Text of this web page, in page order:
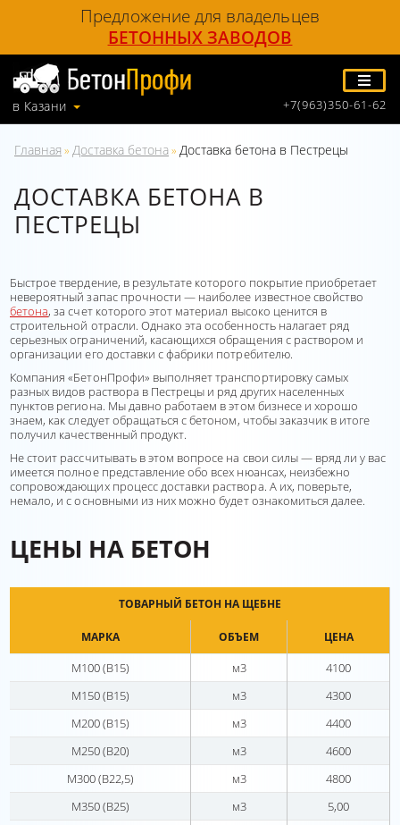
Предложение для владельцев
БЕТОННЫХ ЗАВОДОВ
в Казани +7(963)350-61-62
Главная » Доставка бетона» Доставка бетона в Пестрецы
ДОСТАВКА БЕТОНА В
ПЕСТРЕЦЫ
Быстрое твердение, в результате которого покрытие приобретает
невероятный запас прочности — наиболее известное свойство
бетона, за счет которого этот материал высоко ценится в
строительной отрасли. Однако эта особенность налагает ряд
серьезных ограничений, касающихся обращения с раствором и
организации его доставки с фабрики потребителю.
Компания «БетонПрофи» выполняет транспортировку самых
разных видов раствора в Пестрецы и ряд других населенных
пунктов региона. Мы давно работаем в этом бизнесе и хорошо
знаем, как следует обращаться с бетоном, чтобы заказчик в итоге
получил качественный продукт.
Не стоит рассчитывать в этом вопросе на свои силы — вряд ли у вас
имеется полное представление обо всех нюансах, неизбежно
сопровождающих процесс доставки раствора. А их, поверьте,
немало, и с основными из них можно будет ознакомиться далее.
ЦЕНЫ НА БЕТОН
ТОВАРНЫЙ БЕТОН НА ЩЕБНЕ
МАРКА ОБЪЕМ ЦЕНА
М100 (В15) м3
4100
М150 (В15)
м3
4300
М200 (В15)
м3
4400
М250 (В20)
м3
4600
М300 (В22,5)
м3
4800
М350 (В25)
м3
5,00